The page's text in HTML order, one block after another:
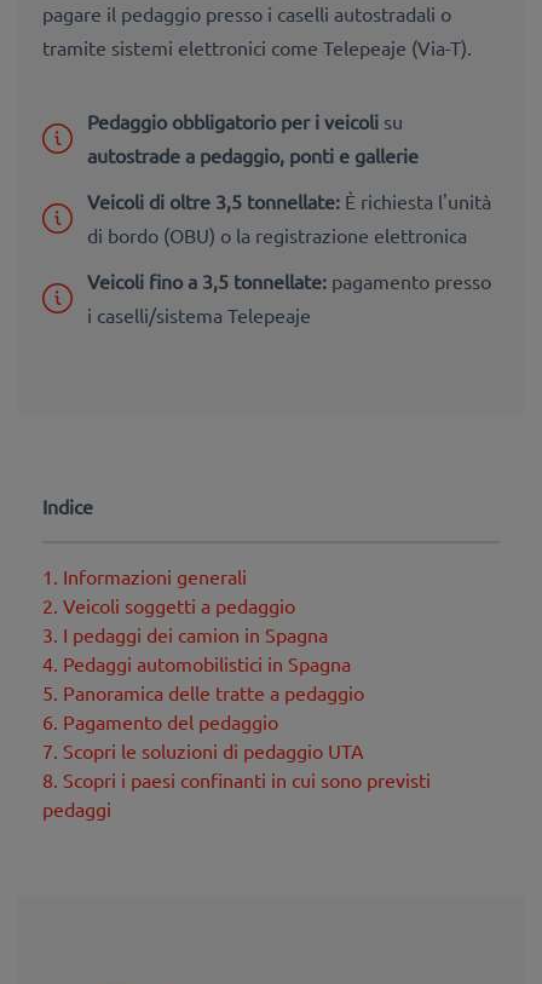
pagare il pedaggio presso i caselli autostradali o
tramite sistemi elettronici come Telepeaje (Via-T).
Pedaggio obbligatorio per i veicoli su
autostrade a pedaggio, ponti e gallerie
Veicoli di oltre 3,5 tonnellate: È richiesta l'unità
di bordo (OBU) o la registrazione elettronica
Veicoli fino a 3,5 tonnellate: pagamento presso
i caselli/sistema Telepeaje
Indice
1. Informazioni generali
2. Veicoli soggetti a pedaggio
3. I pedaggi dei camion in Spagna
4. Pedaggi automobilistici in Spagna
5. Panoramica delle tratte a pedaggio
6. Pagamento del pedaggio
7. Scopri le soluzioni di pedaggio UTA
8. Scopri i paesi confinanti in cui sono previsti
pedaggi